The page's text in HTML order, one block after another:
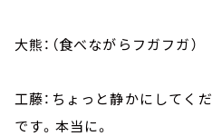
大熊：（食べながらフガフガ）
工藤：ちょっと静かにしてく
です。本当に。